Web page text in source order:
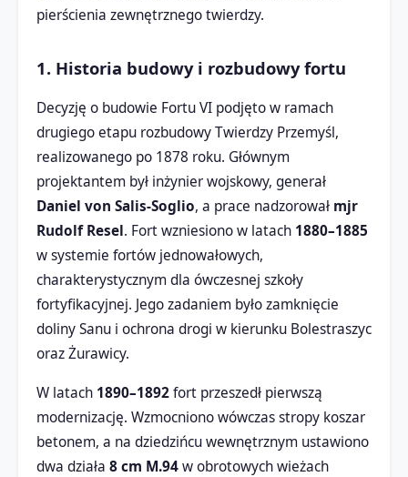
pierścienia zewnętrznego twierdzy.
1. Historia budowy i rozbudowy fortu
Decyzję o budowie Fortu VI podjęto w ramach
drugiego etapu rozbudowy Twierdzy Przemyśl,
realizowanego po 1878 roku. Głównym
projektantem był inżynier wojskowy, generał
Daniel von Salis-Soglio, a prace nadzorował mjr
Rudolf Resel. Fort wzniesiono w latach 1880–1885
w systemie fortów jednowałowych,
charakterystycznym dla ówczesnej szkoły
fortyfikacyjnej. Jego zadaniem było zamknięcie
doliny Sanu i ochrona drogi w kierunku Bolestraszyc
oraz Żurawicy.
W latach 1890–1892fort przeszedł pierwszą
modernizację. Wzmocniono wówczas stropy koszar
betonem, a na dziedzińcu wewnętrznym ustawiono
dwa działa 8 cm M.94w obrotowych wieżach